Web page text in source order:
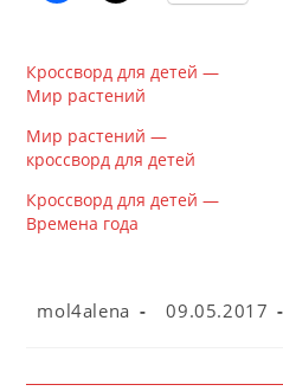
Кроссворд для детей —
Мир растений
Мир растений —
кроссворд для детей
Кроссворд для детей —
Времена года
Автор
mol4alena
Запись
09.05.2017